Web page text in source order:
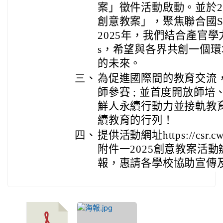
案」徵件活動啟動。並於
創意教案」，聚焦聯合國
2025年，我們結合產官學
s，希望與各界共創一個
的未來。
三、 為促進國際間的教育交流
師參賽 ; 並首度開放師培
鮮人永續行動力並接軌教
續教育的行列！
四、 提供活動網址https://
附件一2025創意教案活
報，惠請各學校協助宣傳